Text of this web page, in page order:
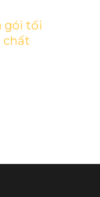
gói tối
chất